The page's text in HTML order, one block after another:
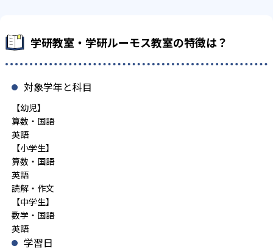
学研教室・学研ルーモス教室の特徴は？
対象学年と科目
【幼児】
算数・国語
英語
【小学生】
算数・国語
英語
読解・作文
【中学生】
数学・国語
英語
学習日